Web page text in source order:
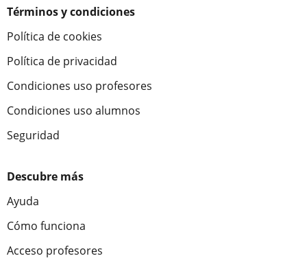
Términos y condiciones
Política de cookies
Política de privacidad
Condiciones uso profesores
Condiciones uso alumnos
Seguridad
Descubre más
Ayuda
Cómo funciona
Acceso profesores